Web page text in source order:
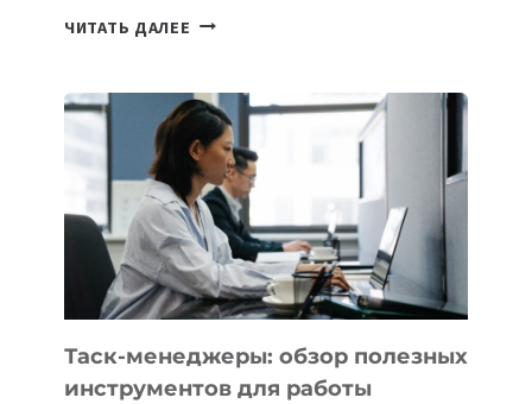
ЧИТАТЬ ДАЛЕЕ ИИ-
БИЗНЕСА:
КАКИЕ
3
ЗАДАЧИ
ЕМУ
МОЖНО
ПОРУЧИТЬ
УЖЕ
СЕГОДНЯ
Таск-менеджеры: обзор полезных
инструментов для работы